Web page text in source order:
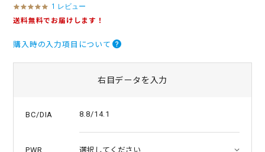
5
.
t
n
1 レビュー
送料無料でお届けします！
購入時の入力項目について
右目データを入力
BC/DIA 8.8/14.1
PWR